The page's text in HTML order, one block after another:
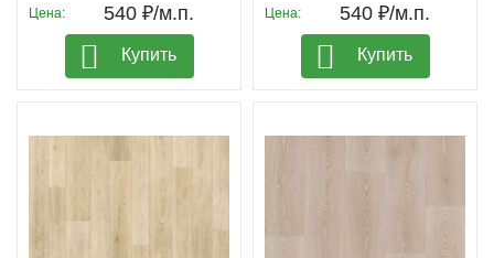
Цена: 540 ₽/м.п.
Купить
Цена: 540 ₽/м.п.
Купить